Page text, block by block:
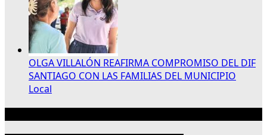
OLGA VILLALÓN REAFIRMA COMPROMISO DEL DIF
SANTIAGO CON LAS FAMILIAS DEL MUNICIPIO
Local